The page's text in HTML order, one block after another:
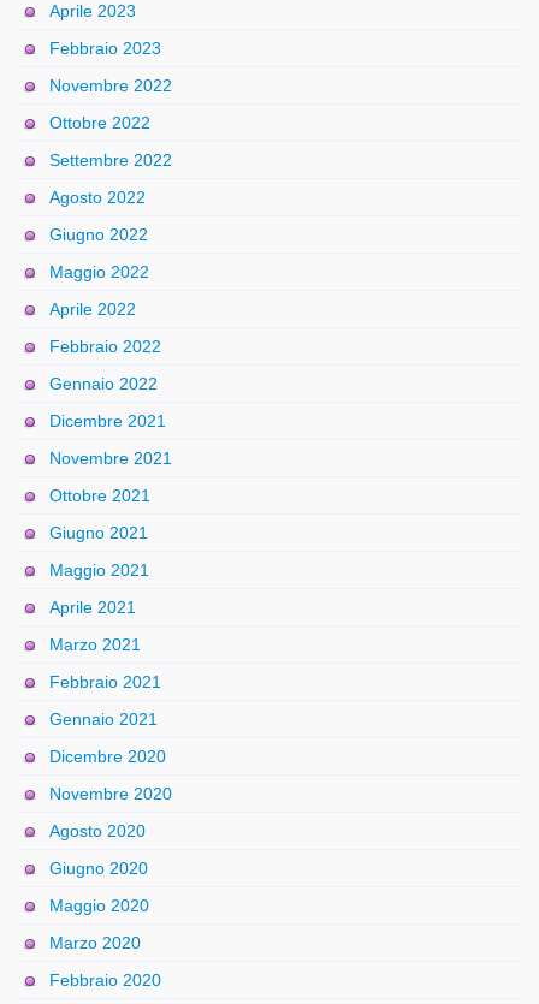
Aprile 2023
Febbraio 2023
Novembre 2022
Ottobre 2022
Settembre 2022
Agosto 2022
Giugno 2022
Maggio 2022
Aprile 2022
Febbraio 2022
Gennaio 2022
Dicembre 2021
Novembre 2021
Ottobre 2021
Giugno 2021
Maggio 2021
Aprile 2021
Marzo 2021
Febbraio 2021
Gennaio 2021
Dicembre 2020
Novembre 2020
Agosto 2020
Giugno 2020
Maggio 2020
Marzo 2020
Febbraio 2020